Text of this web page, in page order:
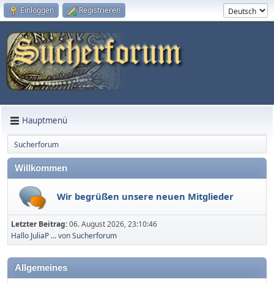
Einloggen Registrieren
Hauptmenü
Sucherforum
Willkommen
Wir begrüßen unsere neuen Mitglieder
Letzter Beitrag:06. August 2026, 23:10:46
Hallo JuliaP ...vonSucherforum
Allgemeines